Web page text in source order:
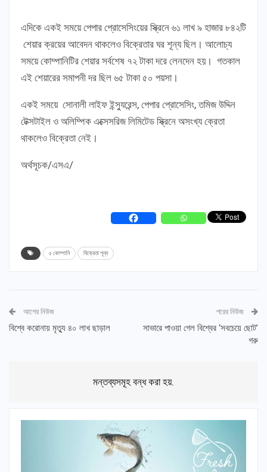
এদিকে একই সময়ে পেপার প্রোসেসিংয়ের স্ক্রিনে ৬১ লাখ ৯ হাজার ৮৪২টি
শেয়ার ক্রয়ের আবেদন থাকলেও বিক্রেতার ঘর শূন্য ছিল। আলোচ্য
সময়ে কোম্পানিটির শেয়ার সর্বশেষ ৭২ টাকা দরে লেনদেন হয়। গতকাল
এই শেয়ারের সমাপনী দর ছিল ৬৫ টাকা ৫০ পয়সা।
একই সময়ে সোনালী লাইফ ইন্স্যুরেন্স, পেপার প্রোসেসিং, তমিজ উদ্দিন
টেক্সটাইল ও অলিম্পিক এক্সেসরিজ লিমিটেড স্ক্রিনে অসংখ্য ক্রেতা
থাকলেও বিক্রেতা নেই।
অর্থসূচক/এসএ/
৫ কোম্পানি বিক্রেতা শূন্য
আগের নিউজ
বিশ্বে করোনায় মৃত্যু ৪০ লাখ ছাড়াল
পরের নিউজ
সাভারে পাওয়া গেল বিশ্বের ‘সবচেয়ে ছোট’
গরু
মন্তব্যসমূহ বন্ধ করা হয়.